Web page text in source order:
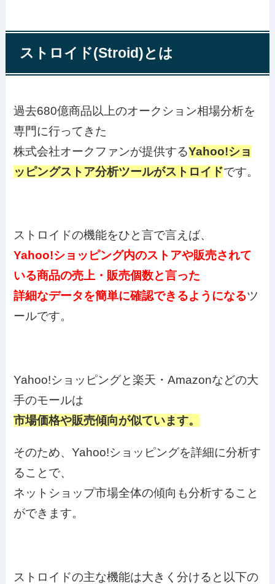
ストロイド(Stroid)とは
過去680億商品以上のオークション相場分析を
専門に行ってきた
株式会社オークファンが提供するYahoo!ショ
ッピングストア分析ツールがストロイドです。
ストロイドの機能をひと言で言えば、
Yahoo!ショッピング内のストアや販売されて
いる商品の売上・販売個数と言った
詳細なデータを簡単に確認できるようになるツ
ールです。
Yahoo!ショッピングと楽天・Amazonなどの大
手のモールは
市場価格や販売傾向が似ています。
そのため、Yahoo!ショッピングを詳細に分析す
ることで、
ネットショップ市場全体の傾向も分析すること
ができます。
ストロイドの主な機能は大きく分けると以下の